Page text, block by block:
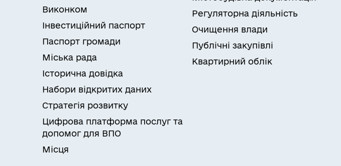
Виконком
Інвестиційний паспорт
Паспорт громади
Міська рада
Історична довідка
Набори відкритих даних
Стратегія розвитку
Цифрова платформа послуг та
допомог для ВПО
Місця
Регуляторна діяльність
Очищення влади
Публічні закупівлі
Квартирний облік